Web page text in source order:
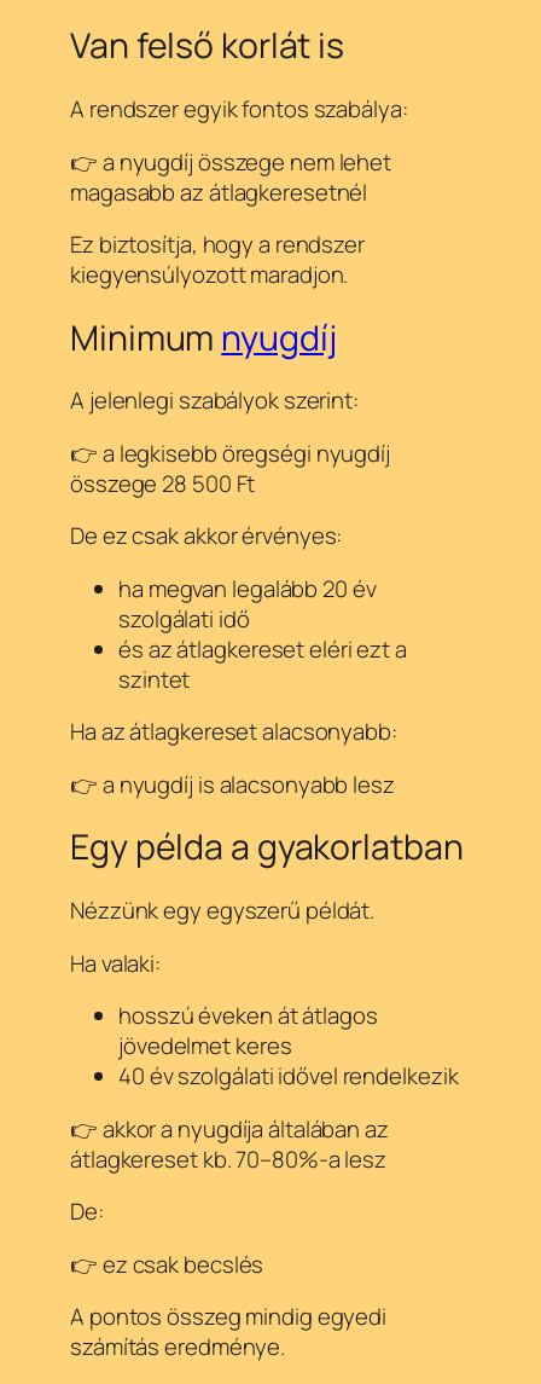
Van felső korlát is
A rendszer egyik fontos szabálya:
👉 a nyugdíj összege nem lehet
magasabb az átlagkeresetnél
Ez biztosítja, hogy a rendszer
kiegyensúlyozott maradjon.
Minimum nyugdíj
A jelenlegi szabályok szerint:
👉 a legkisebb öregségi nyugdíj
összege 28 500 Ft
De ez csak akkor érvényes:
ha megvan legalább 20 év
szolgálati idő
és az átlagkereset eléri ezt a
szintet
Ha az átlagkereset alacsonyabb:
👉 a nyugdíj is alacsonyabb lesz
Egy példa a gyakorlatban
Nézzünk egy egyszerű példát.
Ha valaki:
hosszú éveken át átlagos
jövedelmet keres
40 év szolgálati idővel rendelkezik
👉 akkor a nyugdíja általában az
átlagkereset kb. 70–80%-a lesz
De:
👉 ez csak becslés
A pontos összeg mindig egyedi
számítás eredménye.